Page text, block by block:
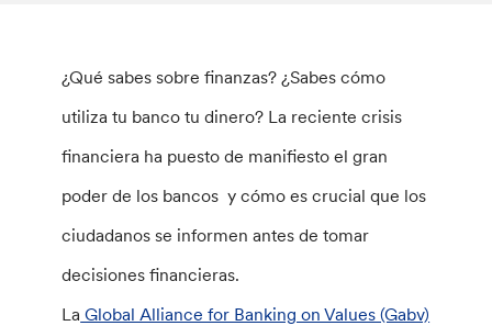
¿Qué sabes sobre finanzas? ¿Sabes cómo
utiliza tu banco tu dinero? La reciente crisis
financiera ha puesto de manifiesto el gran
poder de los bancos y cómo es crucial que los
ciudadanos se informen antes de tomar
decisiones financieras.
La Global Alliance for Banking on Values (Gabv)